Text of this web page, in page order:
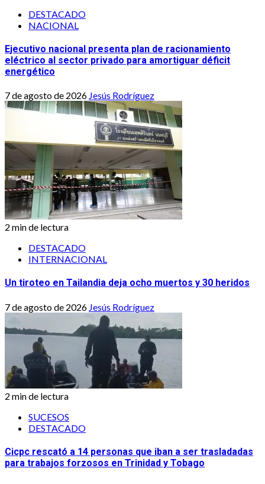
DESTACADO
NACIONAL
Ejecutivo nacional presenta plan de racionamiento
eléctrico al sector privado para amortiguar déficit
energético
7 de agosto de 2026 Jesús Rodríguez
2 min de lectura
DESTACADO
INTERNACIONAL
Un tiroteo en Tailandia deja ocho muertos y 30 heridos
7 de agosto de 2026 Jesús Rodríguez
2 min de lectura
SUCESOS
DESTACADO
Cicpc rescató a 14 personas que iban a ser trasladadas
para trabajos forzosos en Trinidad y Tobago